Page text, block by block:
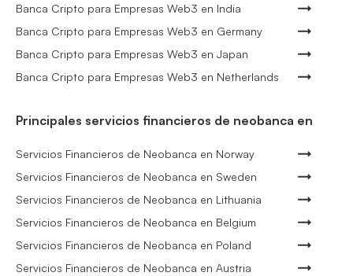
Banca Cripto para Empresas Web3 en India
Banca Cripto para Empresas Web3 en Germany
Banca Cripto para Empresas Web3 en Japan
Banca Cripto para Empresas Web3 en Netherlands
Principales servicios financieros de neobanca en
Servicios Financieros de Neobanca en Norway
Servicios Financieros de Neobanca en Sweden
Servicios Financieros de Neobanca en Lithuania
Servicios Financieros de Neobanca en Belgium
Servicios Financieros de Neobanca en Poland
Servicios Financieros de Neobanca en Austria